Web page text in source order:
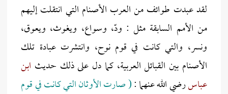
لقد عبدت طوائف من العرب الأصنام التي انتقلت إليهم
من الأمم السابقة مثل : ودّ، وسواع، ويغوث، ويعوق،
ونسر، والتي كانت في قوم نوح، وانتشرت عبادة تلك
الأصنام بين القبائل العربية، كما دل على ذلك حديث ابن
عباسرضي الله عنهما :( صارت الأوثان التي كانت في قوم